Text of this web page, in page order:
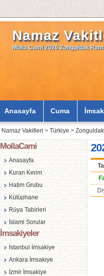
Namaz
Molla Cami 2026 Zonguldak
Anasayfa Cuma İmsak
Namaz Vakitleri > Türkiye >
MollaCami
Anasayfa
Kuran Kerim
Hatim Grubu
Kütüphane
Rüya Tabirleri
İslami Sorular
İmsakiyeler
İstanbul İmsakiye
Ankara İmsakiye
İzmir İmsakiye